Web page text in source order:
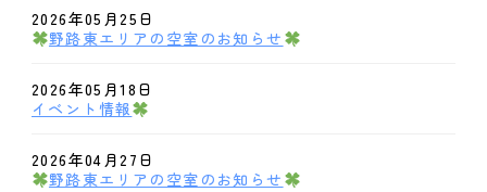
2026年05月25日
野路東エリアの空室のお知らせ
2026年05月18日
イベント情報
2026年04月27日
野路東エリアの空室のお知らせ